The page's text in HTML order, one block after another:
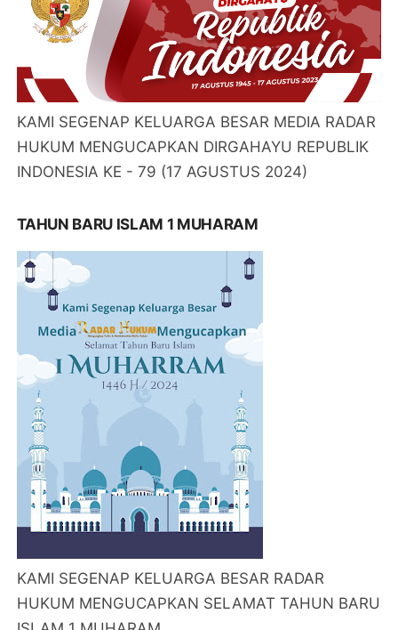
KAMI SEGENAP KELUARGA BESAR MEDIA RADAR
HUKUM MENGUCAPKAN DIRGAHAYU REPUBLIK
INDONESIA KE - 79 (17 AGUSTUS 2024)
TAHUN BARU ISLAM 1 MUHARAM
KAMI SEGENAP KELUARGA BESAR RADAR
HUKUM MENGUCAPKAN SELAMAT TAHUN BARU